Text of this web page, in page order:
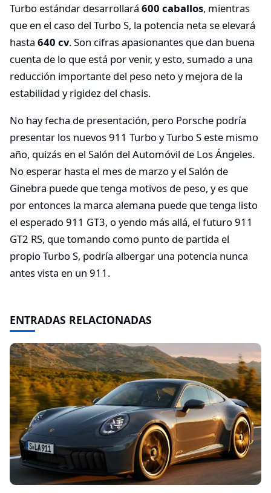
Turbo estándar desarrollará 600 caballos, mientras
que en el caso del Turbo S, la potencia neta se elevará
hasta 640 cv. Son cifras apasionantes que dan buena
cuenta de lo que está por venir, y esto, sumado a una
reducción importante del peso neto y mejora de la
estabilidad y rigidez del chasis.
No hay fecha de presentación, pero Porsche podría
presentar los nuevos 911 Turbo y Turbo S este mismo
año, quizás en el Salón del Automóvil de Los Ángeles.
No esperar hasta el mes de marzo y el Salón de
Ginebra puede que tenga motivos de peso, y es que
por entonces la marca alemana puede que tenga listo
el esperado 911 GT3, o yendo más allá, el futuro 911
GT2 RS, que tomando como punto de partida el
propio Turbo S, podría albergar una potencia nunca
antes vista en un 911.
ENTRADAS RELACIONADAS